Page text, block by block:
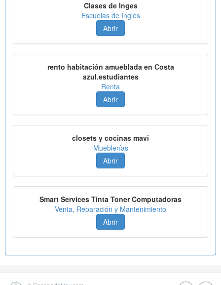
Clases de Inges
Escuelas de Inglés
Abrir
rento habitación amueblada en Costa
azul.estudiantes
Renta
Abrir
closets y cocinas mavi
Mueblerías
Abrir
Smart Services Tinta Toner Computadoras
Venta, Reparación y Mantenimiento
Abrir